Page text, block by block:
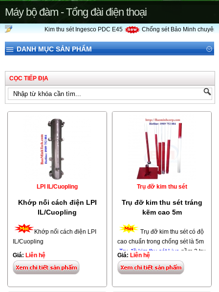
Máy bộ đàm - Tổng đài điện thoại
Kim thu sét Ingesco PDC E45 Chống sét Bảo Minh chuyên
DANH MỤC SẢN PHẨM
CỌC TIẾP ĐỊA
LPI IL/Cuopling
Khớp nối cách điện LPI
IL/Cuopling
Khớp nối cách điện LPI
IL/Cuopling
-Khớp nối các điện cuopling
thường sử dụng vớiống sợi thủy
tinh cách điện FRP-2M., với
thu sét Stormaster ESE 60-SS
Giá: Liên hệ
Trụ đỡ kim thu sét
Trụ đỡ kim thu sét tráng
kẽm cao 5m
Trụ đỡ kim thu sét có độ
cao chuẩn trong chống sét là 5m
Trụ đỡ kim thu sét Liva gồm 2 trụ
phi 42 và 1 trụ phi 34 được nối
với nhau bằng măng sông nối. -
Giá: Liên hệ